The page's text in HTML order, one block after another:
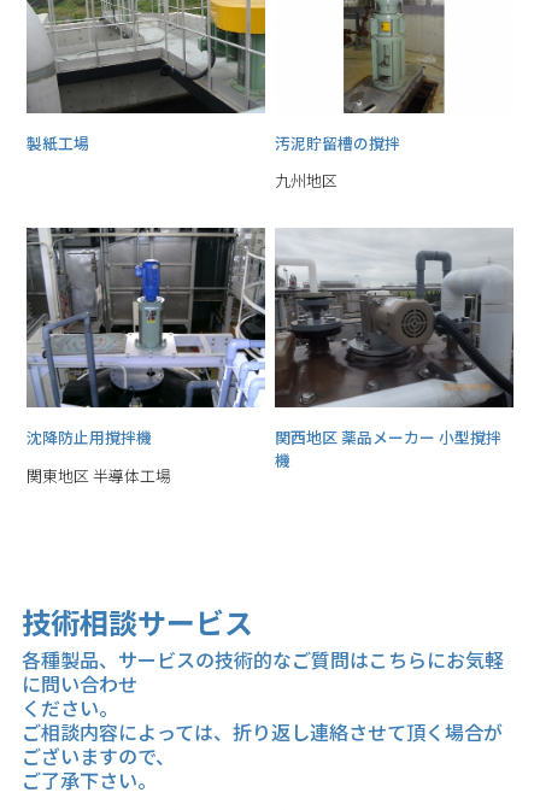
製紙工場
汚泥貯留槽の撹拌
九州地区
沈降防止用撹拌機
関東地区 半導体工場
関西地区 薬品メーカー 小型撹拌
機
技術相談サービス
各種製品、サービスの技術的なご質問はこちらにお気軽
に問い合わせ
ください。
ご相談内容によっては、折り返し連絡させて頂く場合が
ございますので、
ご了承下さい。